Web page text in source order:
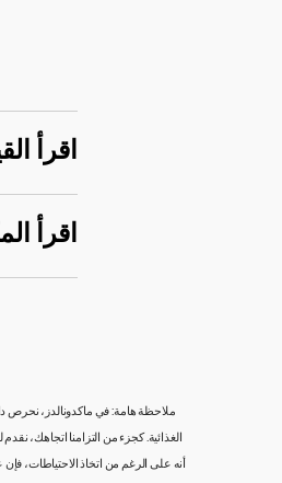
اقرأ
اقرأ
ملاحظة هامة: في ماكدونالدز، نحرص
الغذائية. كجزء من التزامنا اتجاهك،
أنه على الرغم من اتخاذ الاحتياطات،